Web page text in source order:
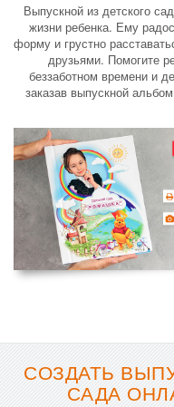
Выпускной из детского
жизни ребенка. Ему
форму и грустно
друзьями. Помогите
беззаботном времени и
заказав выпускной
СОЗДАТЬ
САДА